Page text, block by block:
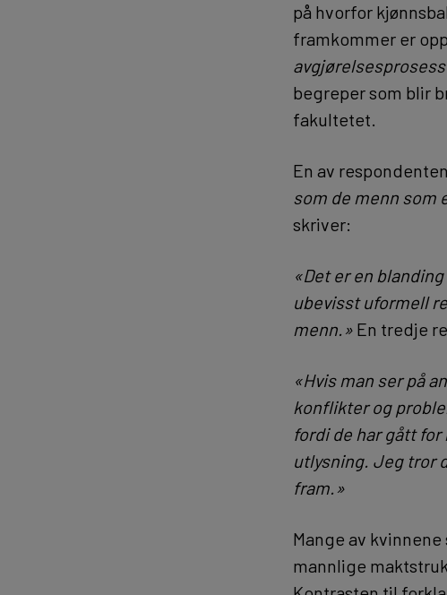
på hvorfor
framkommer er
begreper som blir
fakultetet.
En av
som de menn som
skriver:
«Det er en
ubevisst uformell
menn.» En tredje
«Hvis man ser på
konflikter og
fordi de har gått
utlysning. Jeg tror
fram.»
Mange av
mannlige